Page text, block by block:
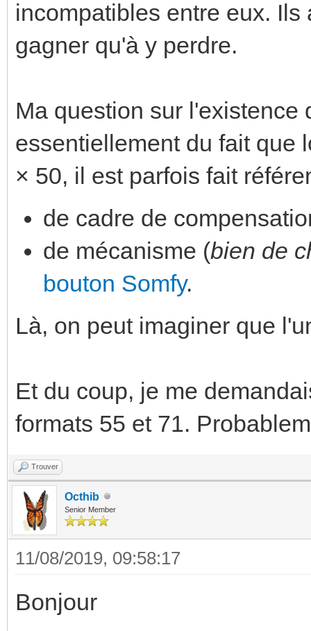
incompatibles entre eux.
gagner qu'à y perdre.
Ma question sur l'existence
essentiellement du fait que
× 50, il est parfois fait
de cadre de
de mécanisme (bien de
bouton Somfy.
Là, on peut imaginer que
Et du coup, je me
formats 55 et 71.
Trouver
Octhib
Senior Member
11/08/2019, 09:58:17
Bonjour